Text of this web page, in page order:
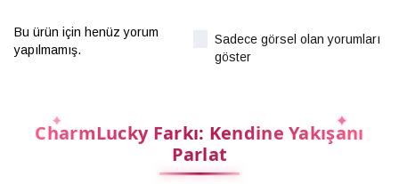
Bu ürün için henüz yorum
yapılmamış.
Sadece görsel olan yorumları
göster
CharmLucky Farkı: Kendine Yakışanı
Parlat